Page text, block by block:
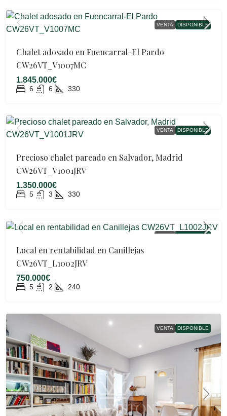
VENTA DISPONIBLE
Chalet adosado en Fuencarral-El Pardo
CW26VT_V1007MC
1.845.000€
6 6 330
VENTA DISPONIBLE
Precioso chalet pareado en Salvador, Madrid
CW26VT_V1001JRV
1.350.000€
5 3 330
VENTA DISPONIBLE
Local en rentabilidad en Canillejas
CW26VT_L1002JRV
750.000€
5 2 240
VENTA DISPONIBLE